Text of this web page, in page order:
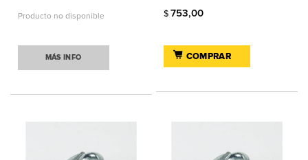
Producto no disponible
MÁS INFO
$753,00
COMPRAR